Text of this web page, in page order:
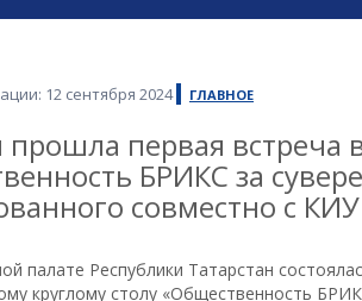
12 сентября 2024 ГЛАВНОЕ
прошла первая встреча
БРИКС за
совместно с КИУ
палате Республики Татарстан
круглому столу «Общественность